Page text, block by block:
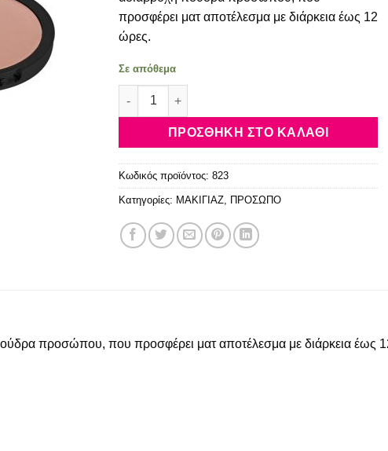
4.90€.
προσφέρει ματ αποτέλεσμα με διάρκεια έως 12
ώρες.
Σε απόθεμα
Lavish Care Pressed Powder Wood Rose No 2
ΠΡΟΣΘΉΚΗ ΣΤΟ ΚΑΛΆΘΙ
Κωδικός προϊόντος: 823
Κατηγορίες: ΜΑΚΙΓΙΑΖ, ΠΡΟΣΩΠΟ
προσώπου, που προσφέρει ματ αποτέλεσμα με διάρκεια έως